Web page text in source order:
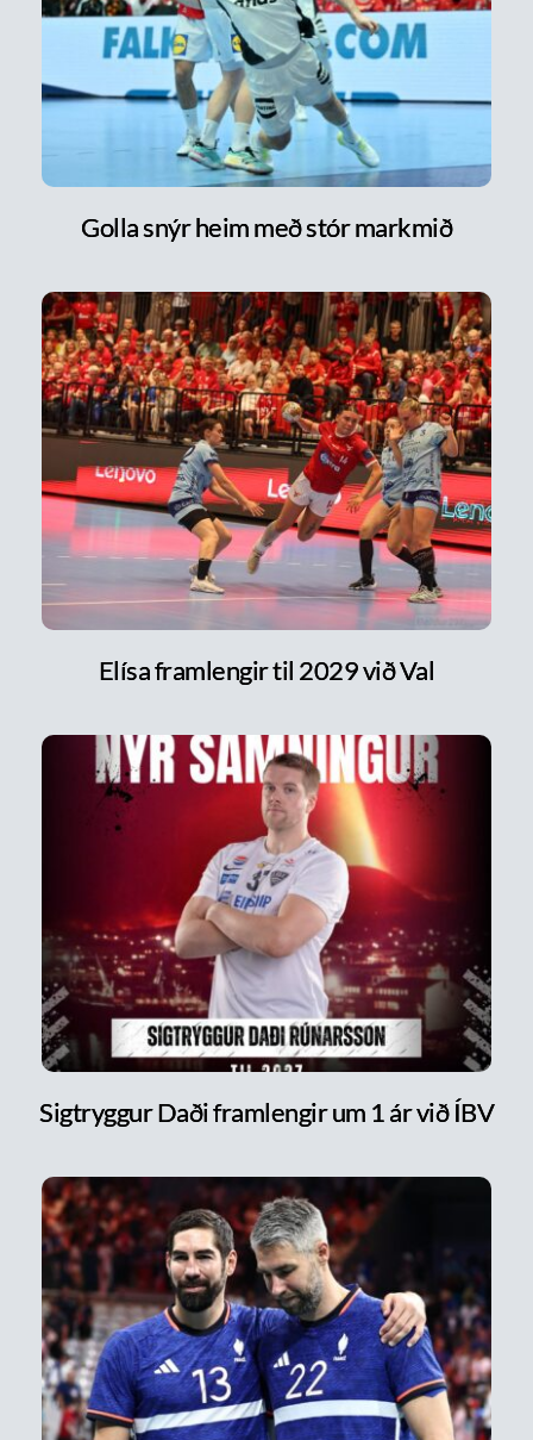
Golla snýr heim með stór markmið
Elísa framlengir til 2029 við Val
Sigtryggur Daði framlengir um 1 ár við ÍBV